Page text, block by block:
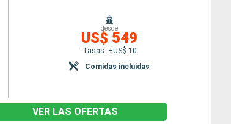
desde
US$ 549
Tasas: +US$ 10
Comidas incluidas
VER LAS OFERTAS